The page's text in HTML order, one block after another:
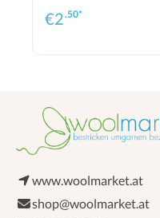
€2.50*
www.woolmarket.at
shop@woolmarket.at